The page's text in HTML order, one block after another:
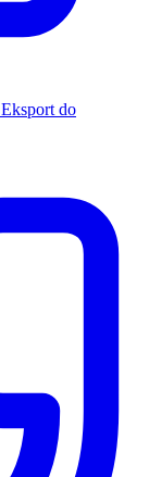
do